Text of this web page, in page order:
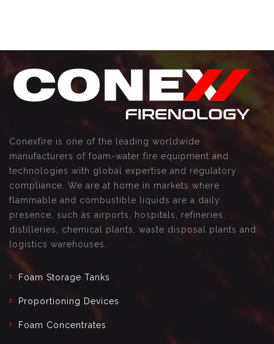
Conexfire is one of the leading worldwide
manufacturers of foam-water fire equipment and
technologies with global expertise and regulatory
compliance. We are at home in markets where
flammable and combustible liquids are a daily
presence, such as airports, hospitals, refineries,
distilleries, chemical plants, waste disposal plants and
logistics warehouses.
Foam Storage Tanks
Proportioning Devices
Foam Concentrates